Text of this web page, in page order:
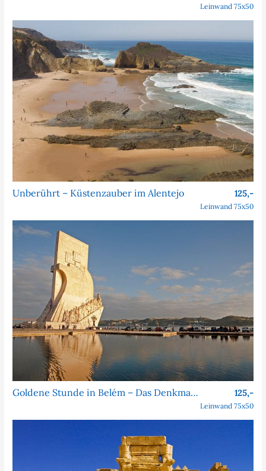
Leinwand 75x50
Unberührt – Küstenzauber im Alentejo 125,-
Leinwand 75x50
Goldene Stunde in Belém – Das Denkmal der Entdeckungen 125,-
Leinwand 75x50